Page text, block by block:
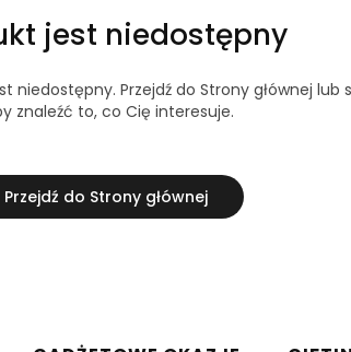
jest niedostępny
niedostępny. Przejdź do Strony głównej lub
znaleźć to, co Cię interesuje.
Przejdź do Strony głównej